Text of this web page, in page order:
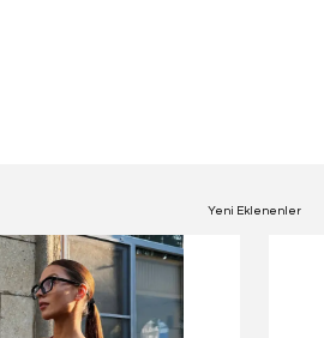
Yeni Eklenenler